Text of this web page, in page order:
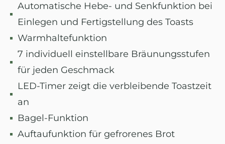
Automatische Hebe- und Senkfunktion bei
Einlegen und Fertigstellung des Toasts
Warmhaltefunktion
7 individuell einstellbare Bräunungsstufen
für jeden Geschmack
LED-Timer zeigt die verbleibende Toastzeit
an
Bagel-Funktion
Auftaufunktion für gefrorenes Brot